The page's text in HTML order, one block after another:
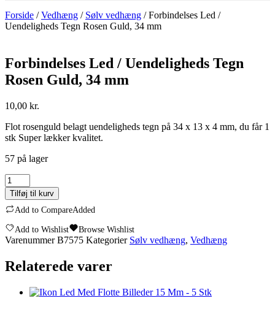
Forside /Vedhæng / Sølv vedhæng / Forbindelses Led /
Uendeligheds Tegn Rosen Guld, 34 mm
Forbindelses Led / Uendeligheds Tegn
Rosen Guld, 34 mm
10,00 kr.
Flot rosenguld belagt uendeligheds tegn på 34 x 13 x 4 mm, du får 1
stk Super lækker kvalitet.
57 på lager
Forbindelses
Led
/
Uendeligheds
Tegn
Rosen
Guld,
mm
Tilføj til kurv
Add to CompareAdded
Add to Wishlist Browse Wishlist
VarenummerB7575 Kategorier Sølv vedhæng, Vedhæng
Relaterede varer